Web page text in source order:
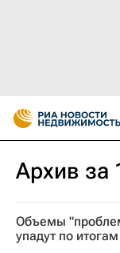
Архив за
Объемы
упадут по